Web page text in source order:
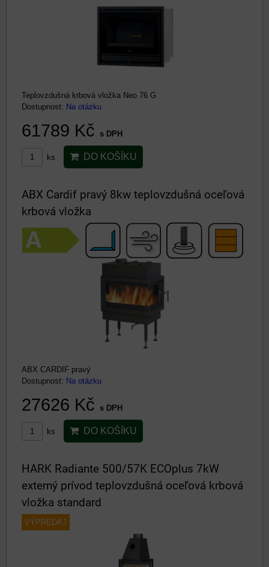
Teplovzdušná krbová vložka Neo 76 G
Dostupnost: Na otázku
61789 Kč s DPH
ks DO KOŠÍKU
ABX Cardif pravý 8kw teplovzdušná oceľová
krbová vložka
ABX CARDIF pravý
Dostupnost: Na otázku
27626 Kč s DPH
ks DO KOŠÍKU
HARK Radiante 500/57K ECOplus 7kW
externý prívod teplovzdušná oceľová krbová
vložka standard
VÝPREDAJ